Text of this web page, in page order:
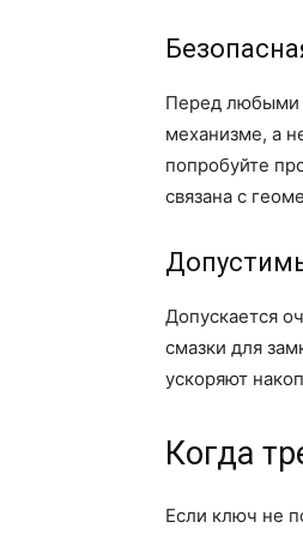
Перед любыми
механизме, а
попробуйте
связана с
Допускается
смазки для
ускоряют
Когда
Если ключ не